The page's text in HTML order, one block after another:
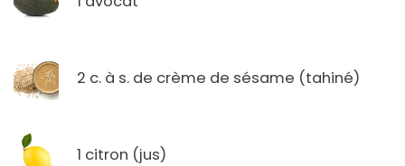
2 c. à s. de crème de sésame (tahiné)
1 citron (jus)